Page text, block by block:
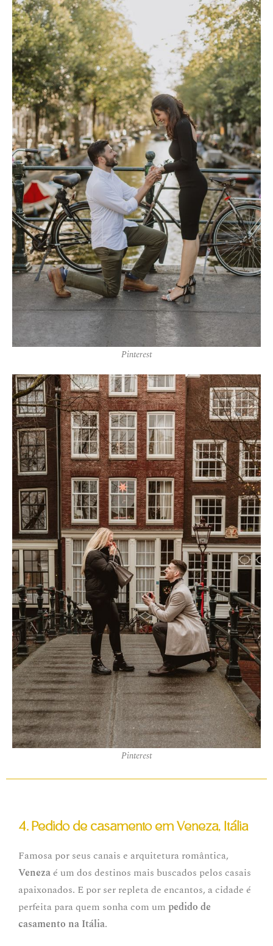
Pinterest
Pinterest
4. Pedido de casamento em Veneza, Itália
Famosa por seus canais e arquitetura romântica,
Veneza é um dos destinos mais buscados pelos casais
apaixonados. E por ser repleta de encantos, a cidade é
perfeita para quem sonha com um pedido de
casamento na Itália.